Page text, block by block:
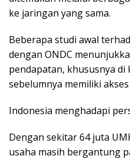
ke jaringan yang sama.
Beberapa studi awal
dengan ONDC
pendapatan, khususnya
sebelumnya memiliki
Indonesia menghadapi
Dengan sekitar 64 juta
usaha masih bergantung